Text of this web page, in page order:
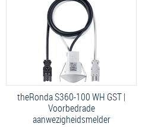
theRonda S360-100 WH GST |
Voorbedrade
aanwezigheidsmelder